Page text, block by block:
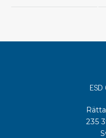
235